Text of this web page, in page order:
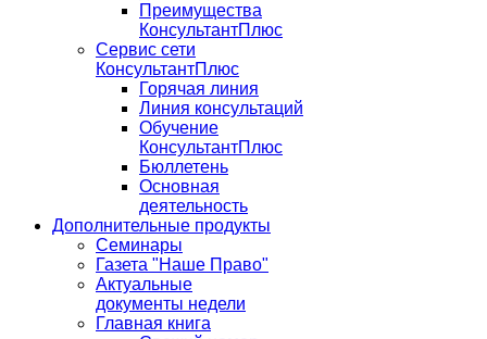
Преимущества
КонсультантПлюс
Сервис сети
КонсультантПлюс
Горячая линия
Линия консультаций
Обучение
КонсультантПлюс
Бюллетень
Основная
деятельность
Дополнительные продукты
Семинары
Газета "Наше Право"
Актуальные
документы недели
Главная книга